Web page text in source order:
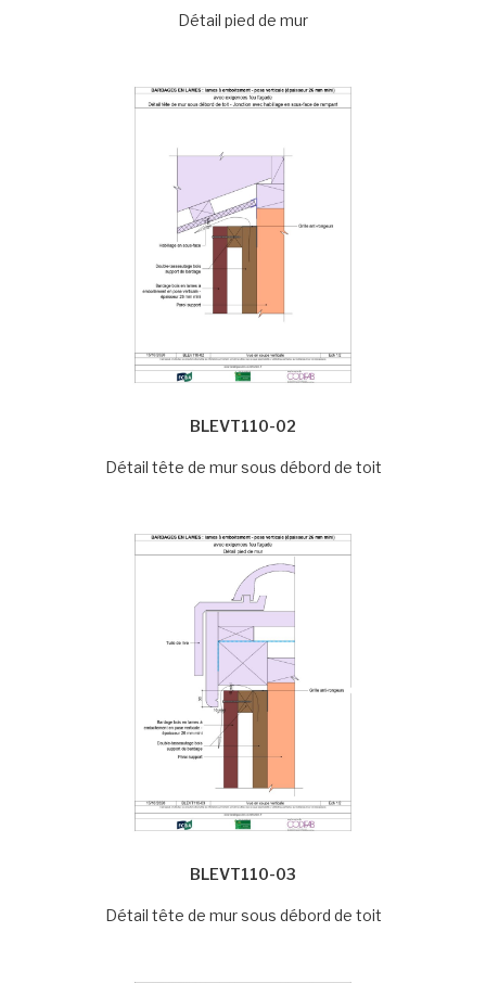
Détail pied de mur
BLEVT110-02
Détail tête de mur sous débord de toit
BLEVT110-03
Détail tête de mur sous débord de toit